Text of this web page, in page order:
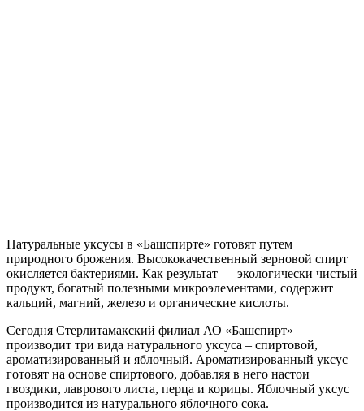
Натуральные уксусы в «Башспирте» готовят путем
природного брожения. Высококачественный зерновой спирт
окисляется бактериями. Как результат — экологически чистый
продукт, богатый полезными микроэлементами, содержит
кальций, магний, железо и органические кислоты.
Сегодня Стерлитамакский филиал АО «Башспирт»
производит три вида натурального уксуса – спиртовой,
ароматизированный и яблочный. Ароматизированный уксус
готовят на основе спиртового, добавляя в него настои
гвоздики, лаврового листа, перца и корицы. Яблочный уксус
производится из натурального яблочного сока.